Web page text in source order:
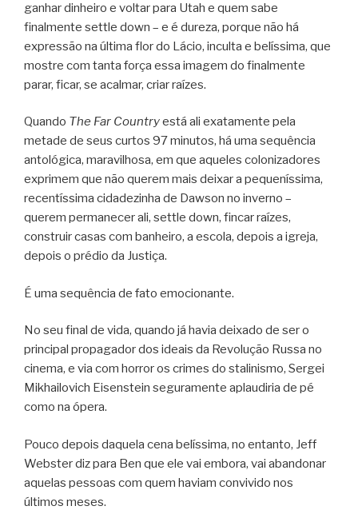
ganhar dinheiro e voltar para Utah e quem sabe
finalmente settle down – e é dureza, porque não há
expressão na última flor do Lácio, inculta e belíssima, que
mostre com tanta força essa imagem do finalmente
parar, ficar, se acalmar, criar raízes.
Quando The Far Countryestá ali exatamente pela
metade de seus curtos 97 minutos, há uma sequência
antológica, maravilhosa, em que aqueles colonizadores
exprimem que não querem mais deixar a pequeníssima,
recentíssima cidadezinha de Dawson no inverno –
querem permanecer ali, settle down, fincar raízes,
construir casas com banheiro, a escola, depois a igreja,
depois o prédio da Justiça.
É uma sequência de fato emocionante.
No seu final de vida, quando já havia deixado de ser o
principal propagador dos ideais da Revolução Russa no
cinema, e via com horror os crimes do stalinismo, Sergei
Mikhailovich Eisenstein seguramente aplaudiria de pé
como na ópera.
Pouco depois daquela cena belíssima, no entanto, Jeff
Webster diz para Ben que ele vai embora, vai abandonar
aquelas pessoas com quem haviam convivido nos
últimos meses.